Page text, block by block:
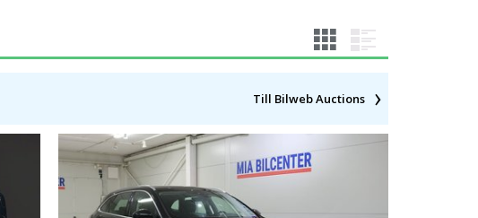
Till Bilweb Auctions